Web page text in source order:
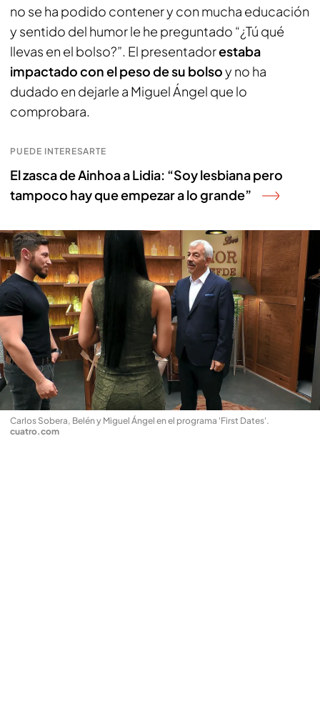
no se ha podido contener y con mucha educación
y sentido del humor le he preguntado “¿Tú qué
llevas en el bolso?”. El presentadorestaba
impactado con el peso de su bolsoy no ha
dudado en dejarle a Miguel Ángel que lo
comprobara.
PUEDE INTERESARTE
El zasca de Ainhoa a Lidia: “Soy lesbiana pero
tampoco hay que empezar a lo grande”
Carlos Sobera, Belén y Miguel Ángel en el programa 'First Dates'.
cuatro.com